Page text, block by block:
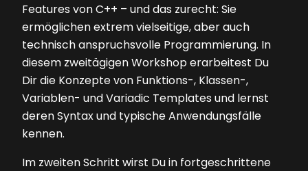
Features von C++ – und das zurecht: Sie
ermöglichen extrem vielseitige, aber auch
technisch anspruchsvolle Programmierung. In
diesem zweitägigen Workshop erarbeitest Du
Dir die Konzepte von Funktions-, Klassen-,
Variablen- und Variadic Templates und lernst
deren Syntax und typische Anwendungsfälle
kennen.
Im zweiten Schritt wirst Du in fortgeschrittene